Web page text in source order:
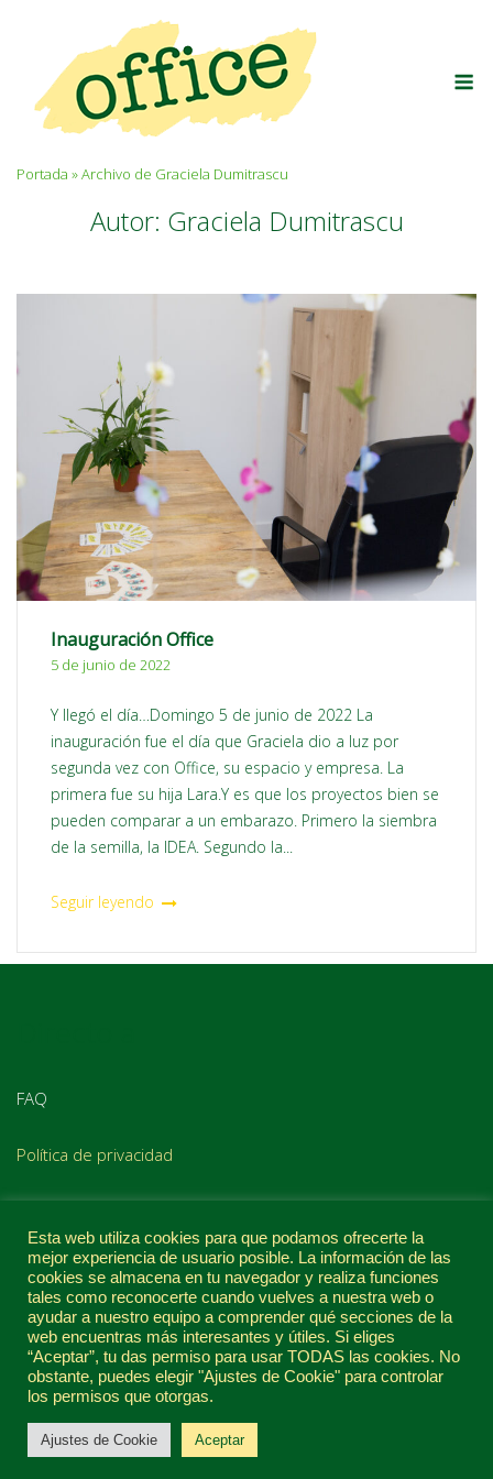
contenido
Portada »Archivo de Graciela Dumitrascu
Autor: Graciela Dumitrascu
Inauguración Office
5 de junio de 2022
Y llegó el día…Domingo 5 de junio de 2022 La
inauguración fue el día que Graciela dio a luz por
segunda vez con Office, su espacio y empresa. La
primera fue su hija Lara.Y es que los proyectos bien se
pueden comparar a un embarazo. Primero la siembra
de la semilla, la IDEA. Segundo la...
Seguir leyendo
FAQ
Política de privacidad
DIRECCIÓN
Passeig de la Universitat, 13,
12006 Castelló de la Plana
+34 622 548 760
2026 © Coworking Office
Esta web utiliza cookies para que podamos ofrecerte la
mejor experiencia de usuario posible. La información de las
cookies se almacena en tu navegador y realiza funciones
tales como reconocerte cuando vuelves a nuestra web o
ayudar a nuestro equipo a comprender qué secciones de la
web encuentras más interesantes y útiles. Si eliges
“Aceptar”, tu das permiso para usar TODAS las cookies. No
obstante, puedes elegir "Ajustes de Cookie" para controlar
los permisos que otorgas.
Ajustes de Cookie Aceptar